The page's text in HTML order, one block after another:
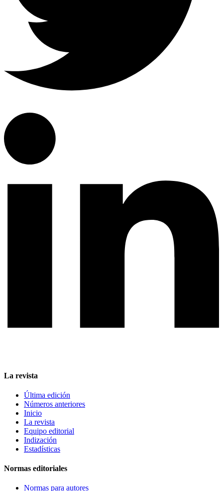
La revista
Última edición
Números anteriores
Inicio
La revista
Equipo editorial
Indización
Estadísticas
Normas editoriales
Normas para autores